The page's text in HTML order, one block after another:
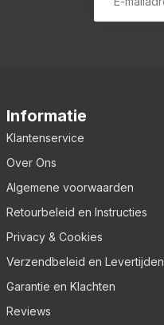
Informatie
Klantenservice
Over Ons
Algemene voorwaarden
Retourbeleid en Instructies
Privacy & Cookies
Verzendbeleid en Levertijden
Garantie en Klachten
Reviews